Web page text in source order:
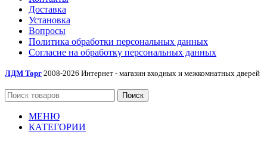
Доставка
Установка
Вопросы
Политика обработки персональных данных
Согласие на обработку персональных данных
ЛДМ Торг 2008-2026 Интернет - магазин входных и межкомнатных дверей
Поиск
МЕНЮ
КАТЕГОРИИ